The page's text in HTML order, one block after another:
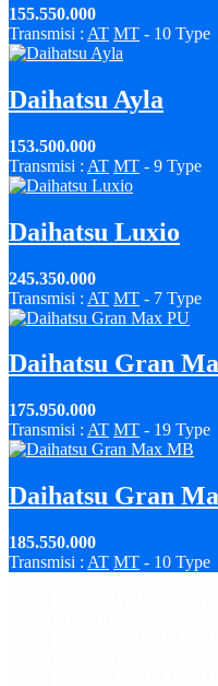
155.550.000
Transmisi : AT MT - 10 Type
Daihatsu Ayla
153.500.000
Transmisi : AT MT - 9 Type
Daihatsu Luxio
245.350.000
Transmisi : AT MT - 7 Type
Daihatsu Gran
175.950.000
Transmisi : AT MT - 19 Type
Daihatsu Gran
185.550.000
Transmisi : AT MT - 10 Type